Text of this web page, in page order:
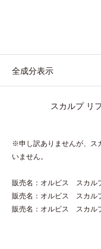
ったツヤ髪に導く「ブ
*1 年齢に応じたお手
アレルギーテスト済＝
必要なうるおいは地肌
ハリ・コシのある髪を
全成分表示
スカルプ リ
※申し訳ありませんが、ス
いません。
販売名：オルビス スカ
販売名：オルビス スカ
販売名：オルビス スカ